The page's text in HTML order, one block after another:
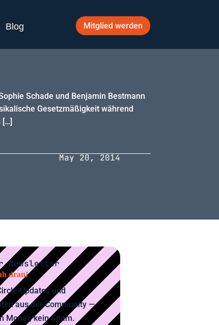
Blog Mitglied werden
Schade und Benjamin Bestmann
Gesetzmäßigkeit während
[…]
May 20, 2014
Newsletter
dran!
Updates und
aus der Community —
Monat, kein Spam.